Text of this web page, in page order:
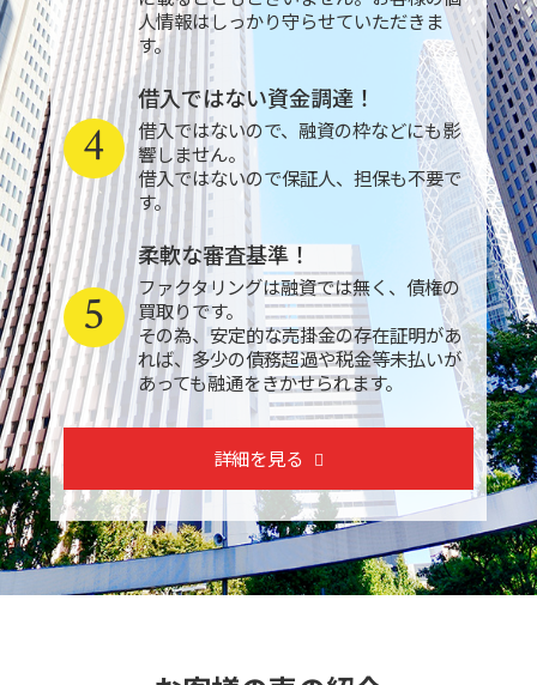
人情報はしっかり守らせていただきま
す。
借入ではない資金調達！
借入ではないので、融資の枠などにも影
響しません。
借入ではないので保証人、担保も不要で
す。
4
柔軟な審査基準！
ファクタリングは融資では無く、債権の
買取りです。
その為、安定的な売掛金の存在証明があ
れば、多少の債務超過や税金等未払いが
あっても融通をきかせられます。
5
詳細を見る